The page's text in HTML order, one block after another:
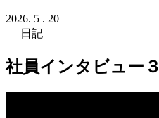
2026. 5 . 20
日記
社員インタビュー３